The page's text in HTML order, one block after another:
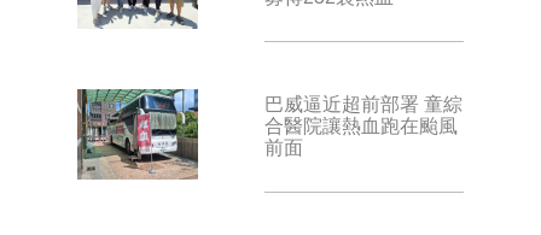
巴威逼近超前部署 童綜
合醫院讓熱血跑在颱風
前面